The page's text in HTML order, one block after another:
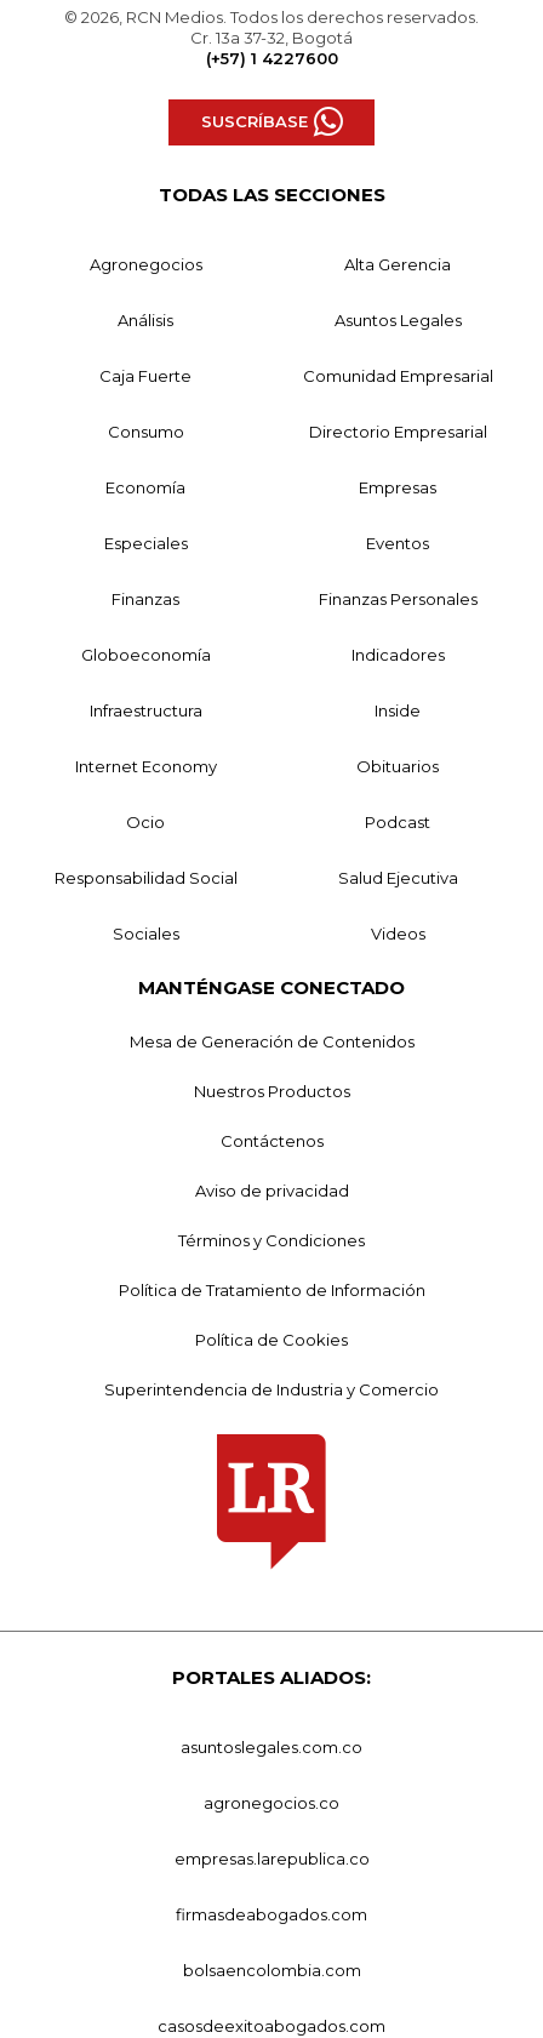
© 2026, RCN Medios. Todos los derechos reservados.
Cr. 13a 37-32, Bogotá
(+57) 1 4227600
SUSCRÍBASE
TODAS LAS SECCIONES
Agronegocios Alta Gerencia
Análisis Asuntos Legales
Caja Fuerte Comunidad Empresarial
Consumo Directorio Empresarial
Economía Empresas
Especiales Eventos
Finanzas Finanzas Personales
Globoeconomía Indicadores
Infraestructura Inside
Internet Economy Obituarios
Ocio Podcast
Responsabilidad Social Salud Ejecutiva
Sociales Videos
MANTÉNGASE CONECTADO
Mesa de Generación de Contenidos
Nuestros Productos
Contáctenos
Aviso de privacidad
Términos y Condiciones
Política de Tratamiento de Información
Política de Cookies
Superintendencia de Industria y Comercio
PORTALES ALIADOS:
asuntoslegales.com.co
agronegocios.co
empresas.larepublica.co
firmasdeabogados.com
bolsaencolombia.com
casosdeexitoabogados.com